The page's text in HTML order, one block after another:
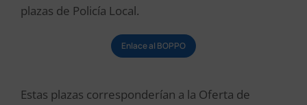
plazas de Policía Local.
Enlace al BOPPO
Estas plazas corresponderían a la Oferta de